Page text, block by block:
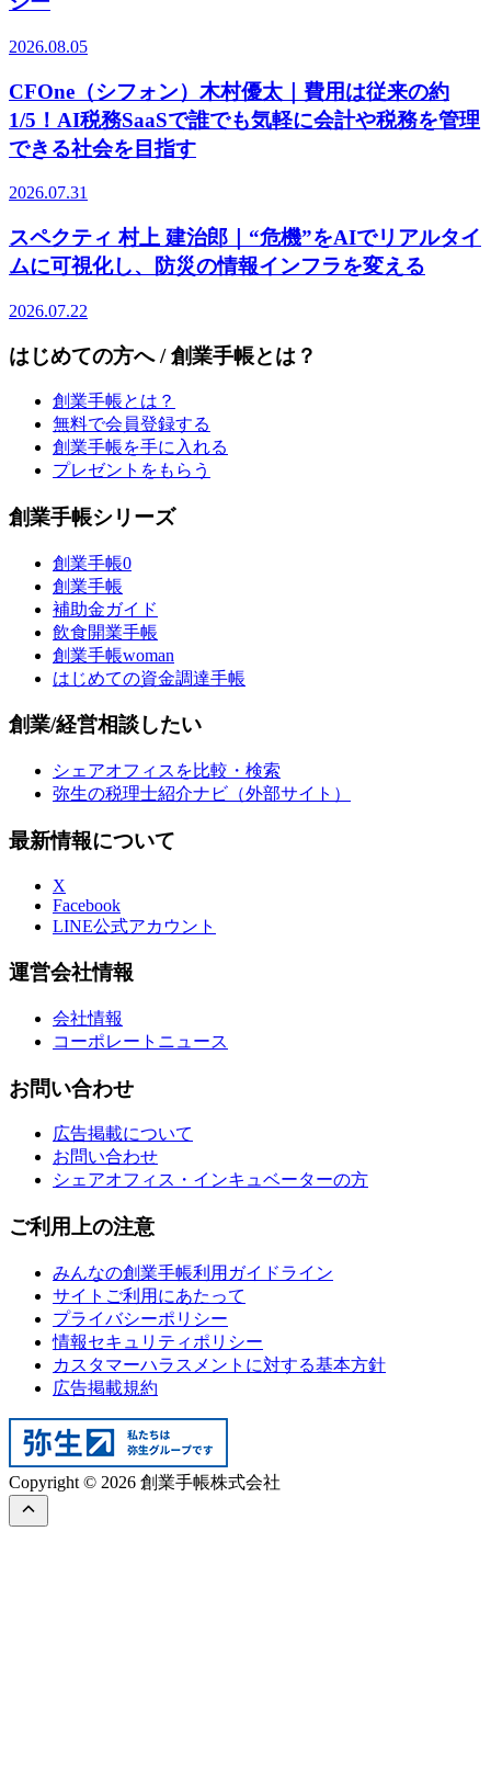
2026.08.05
CFOne（シフォン）木村優太｜費用は従来の約
1/5！AI税務SaaSで誰でも気軽に会計や税務を管理
できる社会を目指す
2026.07.31
スペクティ 村上 建治郎｜“危機”をAIでリアルタイ
ムに可視化し、防災の情報インフラを変える
2026.07.22
はじめての方へ / 創業手帳とは？
創業手帳とは？
無料で会員登録する
創業手帳を手に入れる
プレゼントをもらう
創業手帳シリーズ
創業手帳0
創業手帳
補助金ガイド
飲食開業手帳
創業手帳woman
はじめての資金調達手帳
創業/経営相談したい
シェアオフィスを比較・検索
弥生の税理士紹介ナビ（外部サイト）
最新情報について
X
Facebook
LINE公式アカウント
運営会社情報
会社情報
コーポレートニュース
お問い合わせ
広告掲載について
お問い合わせ
シェアオフィス・インキュベーターの方
ご利用上の注意
みんなの創業手帳利用ガイドライン
サイトご利用にあたって
プライバシーポリシー
情報セキュリティポリシー
カスタマーハラスメントに対する基本方針
広告掲載規約
Copyright © 2026 創業手帳株式会社